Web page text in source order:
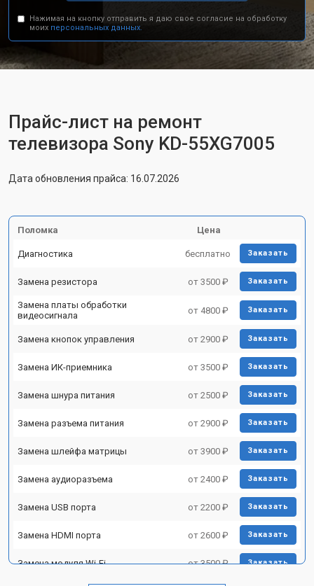
Нажимая на кнопку отправить я даю свое согласие на обработку
моих персональных данных.
Прайс-лист на ремонт
телевизора Sony KD-55XG7005
Дата обновления прайса: 16.07.2026
Поломка Цена
Диагностика бесплатно Заказать
Замена резистора от 3500 ₽ Заказать
Замена платы обработки
видеосигнала
от 4800 ₽ Заказать
Замена кнопок управления от 2900 ₽ Заказать
Замена ИК-приемника от 3500 ₽ Заказать
Замена шнура питания от 2500 ₽ Заказать
Замена разъема питания от 2900 ₽ Заказать
Замена шлейфа матрицы от 3900 ₽ Заказать
Замена аудиоразъема от 2400 ₽ Заказать
Замена USB порта от 2200 ₽ Заказать
Замена HDMI порта от 2600 ₽ Заказать
Замена модуля Wi-Fi от 3500 ₽ Заказать